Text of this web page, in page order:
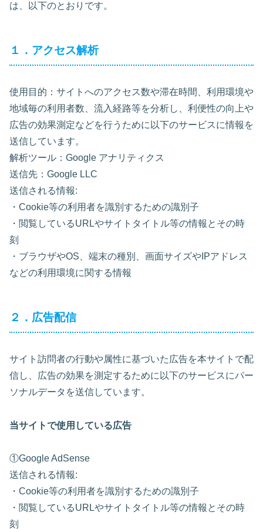
は、以下のとおりです。
１．アクセス解析
使用目的：サイトへのアクセス数や滞在時間、利用環境や
地域毎の利用者数、流入経路等を分析し、利便性の向上や
広告の効果測定などを行うために以下のサービスに情報を
送信しています。
解析ツール：Google アナリティクス
送信先：Google LLC
送信される情報:
・Cookie等の利用者を識別するための識別子
・閲覧しているURLやサイトタイトル等の情報とその時
刻
・ブラウザやOS、端末の種別、画面サイズやIPアドレス
などの利用環境に関する情報
２．広告配信
サイト訪問者の行動や属性に基づいた広告を本サイトで配
信し、広告の効果を測定するために以下のサービスにパー
ソナルデータを送信しています。
当サイトで使用している広告
①Google AdSense
送信される情報:
・Cookie等の利用者を識別するための識別子
・閲覧しているURLやサイトタイトル等の情報とその時
刻